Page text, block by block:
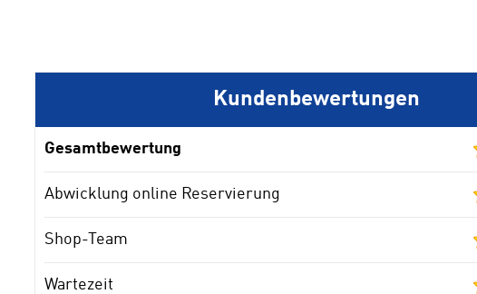
Kundenbewertungen
Gesamtbewertung
Abwicklung online Reservierung
Shop-Team
Wartezeit